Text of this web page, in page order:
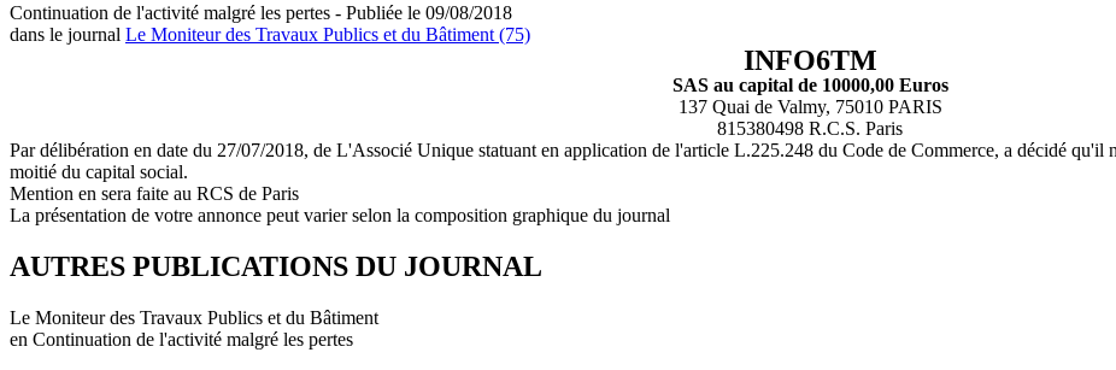
Continuation de l'activité malgré les pertes - Publiée le 09/08/2018
dans le journal Le Moniteur des Travaux Publics et du Bâtiment (75)
INFO6TM
SAS au capital de 10000,00 Euros
137 Quai de Valmy, 75010 PARIS
815380498 R.C.S. Paris
Par délibération en date du 27/07/2018, de L'Associé Unique statuant en application de l'article L.225.248 du Code de Commerce, a décidé
moitié du capital social.
Mention en sera faite au RCS de Paris
La présentation de votre annonce peut varier selon la composition graphique du journal
AUTRES PUBLICATIONS DU JOURNAL
Le Moniteur des Travaux Publics et du Bâtiment
en Continuation de l'activité malgré les pertes